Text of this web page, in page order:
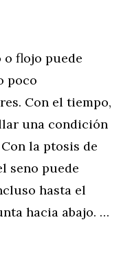
o flojo puede
poco
Con el tiempo,
una condición
la ptosis de
seno puede
hasta el
hacia abajo. …